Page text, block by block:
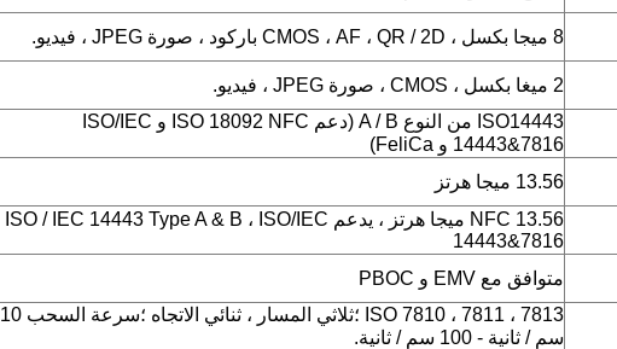
8 ميجا بكسل ، CMOS ، AF ، QR / 2D باركود ، صورة JPEG ، فيديو.
2 ميغا بكسل ، CMOS ، صورة JPEG ، فيديو.
ISO14443 من النوع A / B (دعم ISO 18092 NFC و ISO/IEC
14443&7816 و FeliCa)
13.56 ميجا هرتز
NFC 13.56 ميجا هرتز ، يدعم ISO / IEC 14443 Type A & B ، ISO/IEC
14443&7816
متوافق مع EMV و PBOC
ISO 7810 ، 7811 ، 7813 ؛ثلاثي المسار ، ثنائي الاتجاه ؛سرعة السحب 10
سم / ثانية - 100 سم / ثانية.